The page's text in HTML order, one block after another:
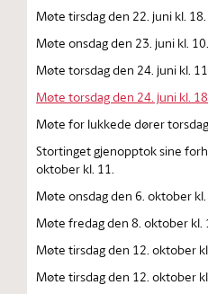
Møte tirsdag den 22. juni kl. 18.
Møte onsdag den 23. juni kl. 10.
Møte torsdag den 24. juni kl.
Møte torsdag den 24. juni kl.
Møte for lukkede dører
Stortinget gjenopptok sine
oktober kl. 11.
Møte onsdag den 6. oktober kl.
Møte fredag den 8. oktober kl.
Møte tirsdag den 12. oktober
Møte tirsdag den 12. oktober